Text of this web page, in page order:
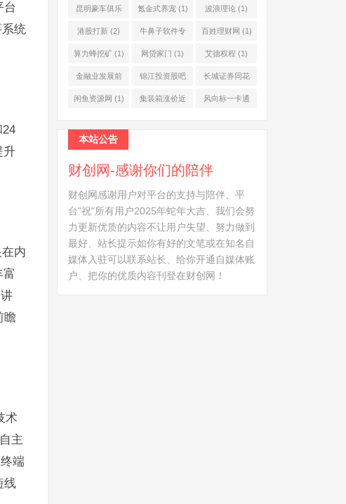
台
统
24
升
内
富
瞻
术
主
端
线
服务费(1) 靠谱(1)
昆明豪车俱乐
部(1)
氪金式养宠(1) 波浪理论 (1)
港股打新 (2) 牛鼻子软件专
业版(1)
百姓理财网 (1)
算力蜂挖矿(1) 网贷家门 (1) 艾德权程 (1)
金融业发展前
景(1)
锦江投资股吧
(1)
长城证券同花
顺(1)
闲鱼资源网 (1) 集装箱涨价近 风向标一卡通
本站公告
财创网-感谢你们的陪伴
财创网感谢用户对平台的支持与陪伴、平
台"祝"所有用户2025年蛇年大吉、我们会努
力更新优质的内容不让用户失望、努力做到
最好、站长提示如你有好的文笔或在知名自
媒体入驻可以联系站长、给你开通自媒体账
户、把你的优质内容刊登在财创网！